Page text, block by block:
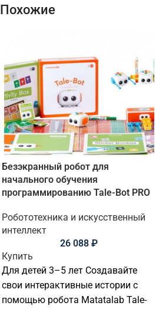
Похожие
Безэкранный робот для
начального обучения
программированию Tale-Bot PRO
Робототехника и искусственный
интеллект
26 088₽
Купить
Для детей 3–5 лет Создавайте
свои интерактивные истории с
помощью робота Matatalab Tale-